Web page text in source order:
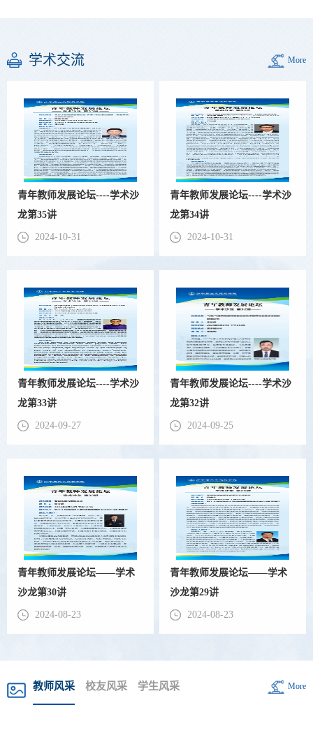
学术交流 More
青年教师发展论坛----学术沙
龙第35讲
2024-10-31
青年教师发展论坛----学术沙
龙第34讲
2024-10-31
青年教师发展论坛----学术沙
龙第33讲
2024-09-27
青年教师发展论坛----学术沙
龙第32讲
2024-09-25
青年教师发展论坛——学术
沙龙第30讲
2024-08-23
青年教师发展论坛——学术
沙龙第29讲
2024-08-23
教师风采 校友风采 学生风采 More